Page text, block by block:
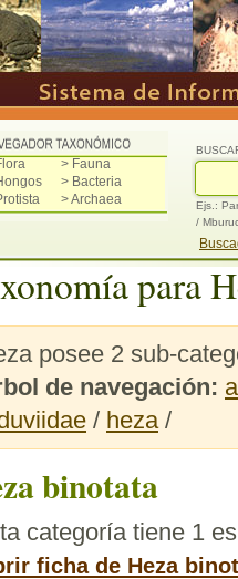
> Fauna
> Bacteria
> Archaea
Ejs.:
/
para
posee 2 sub-
de navegación:
/ heza/
binotata
categoría tiene 1
ficha de Heza